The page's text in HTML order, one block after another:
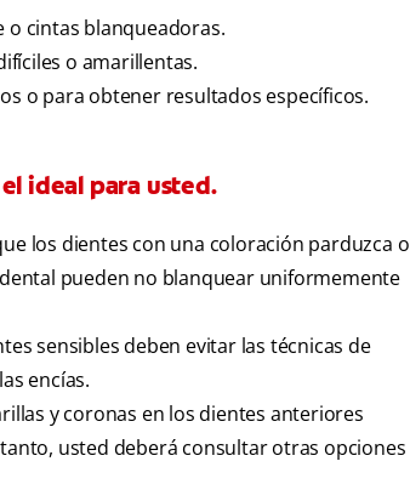
o cintas blanqueadoras.
o amarillentas.
o para obtener resultados específicos.
ideal para usted.
los dientes con una coloración parduzca o
pueden no blanquear uniformemente
sensibles deben evitar las técnicas de
encías.
y coronas en los dientes anteriores
usted deberá consultar otras opciones